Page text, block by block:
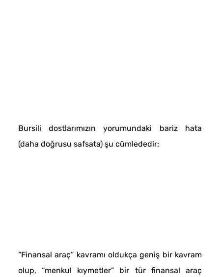
Bursili dostlarımızın yorumundaki bariz hata
(daha doğrusu safsata) şu cümlededir:
“Finansal araç” kavramı oldukça geniş bir kavram
olup, “menkul kıymetler” bir tür finansal araç